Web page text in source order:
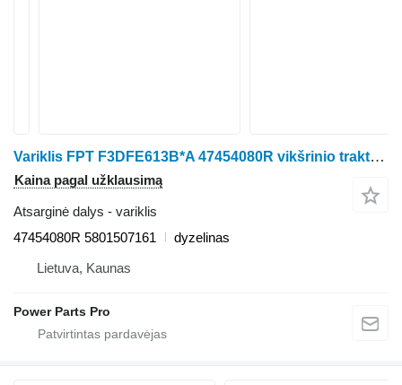
Variklis FPT F3DFE613B*A 47454080R vikšrinio traktoriaus Case IH QUADTRAC 550 - 4WD
Kaina pagal užklausimą
Atsarginė dalys - variklis
47454080R 5801507161
dyzelinas
Lietuva, Kaunas
Power Parts Pro